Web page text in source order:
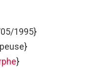
1995}
}